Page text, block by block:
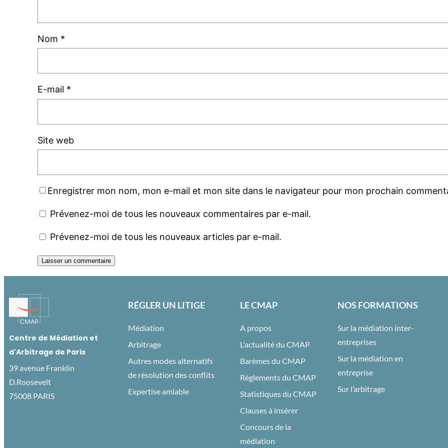
Nom *
E-mail *
Site web
Enregistrer mon nom, mon e-mail et mon site dans le navigateur pour mon prochain
Prévenez-moi de tous les nouveaux commentaires par e-mail.
Prévenez-moi de tous les nouveaux articles par e-mail.
Centre de Médiation et
d'Arbitrage de Paris
39 avenue Franklin
D.Roosevelt
75008 PARIS
RÉGLER UN LITIGE
Médiation
Arbitrage
Autres modes alternatifs
de résolution des conflits
Expertise amiable
LE CMAP
A propos
L'actualité du CMAP
Barèmes du CMAP
Règlements du CMAP
Statistiques du CMAP
Clauses à insérer
Concours de la
médiation
NOS FORMATIONS
Sur la médiation inter-
entreprises
Sur la médiation en
entreprise
Sur l’arbitrage